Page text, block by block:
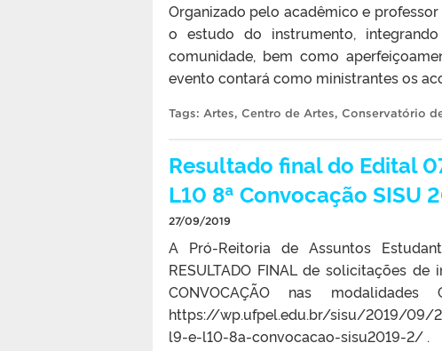
Organizado pelo acadêmico e
o estudo do instrumento,
comunidade, bem como
evento contará como ministrantes os
Tags: Artes, Centro de Artes, Conservatório
Resultado final do Edital
L10 8ª Convocação SISU
27/09/2019
A Pró-Reitoria de Assuntos
RESULTADO FINAL de solicitações
CONVOCAÇÃO nas
https://wp.ufpel.edu.br/sisu/2019/09/
l9-e-l10-8a-convocacao-sisu2019-2/ .